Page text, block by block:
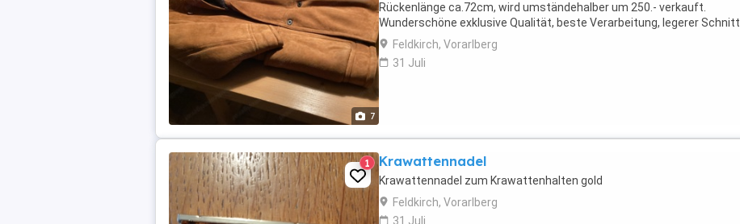
7
Rückenlänge ca.72cm, wird umständehalber um 250.- verkauft.
Wunderschöne exklusive Qualität, beste Verarbeitung, legerer Schnitt.
Feldkirch, Vorarlberg
31 Juli
1 Krawattennadel
Krawattennadel zum Krawattenhalten gold
Feldkirch, Vorarlberg
31 Juli